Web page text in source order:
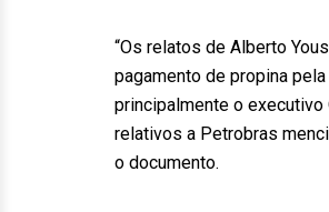
“Os relatos de Alberto
pagamento de propina
principalmente o executivo
relativos a Petrobras
o documento.